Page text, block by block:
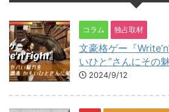
コラム 独占取材
文豪格ゲー『
いひと”さんにその
2024/9/12